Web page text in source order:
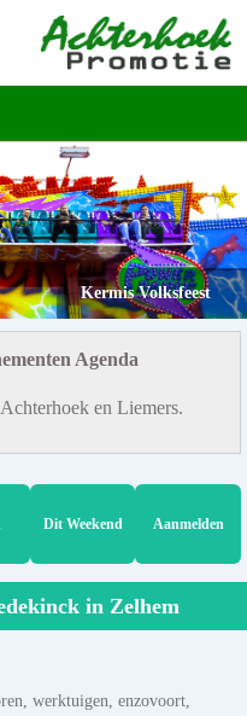
Kermis Volksfeest
Agenda
en Liemers.
Dit Weekend Aanmelden
in Zelhem
werktuigen, enzovoort,